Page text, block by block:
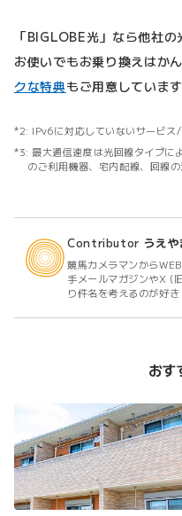
「BIGLOBE光」なら他社
お使いでもお乗り換えはかん
クな特典もご用意しています
IPv6に対応していないサービス
最大通信速度は光回線タイプに
のご利用機器、宅内配線、回線
Contributor うえや
競馬カメラマンから
手メールマガジンやX (
り件名を考えるのが好き
おす